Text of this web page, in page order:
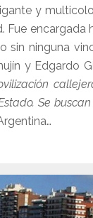
y
encargada
ninguna
y Edgardo
Se